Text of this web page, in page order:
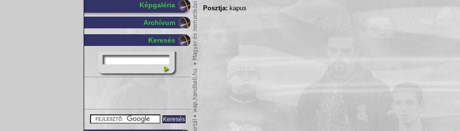
Képgaléria
Archívum
Keresés
Posztja: kapus